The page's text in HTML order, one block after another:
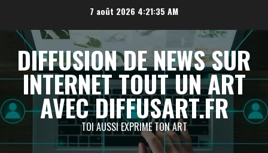
contenu
7 août 2026 4:21:36 AM
DIFFUSION DE NEWS SUR
INTERNET TOUT UN ART
AVEC DIFFUSART.FR
TOI AUSSI EXPRIME TON ART